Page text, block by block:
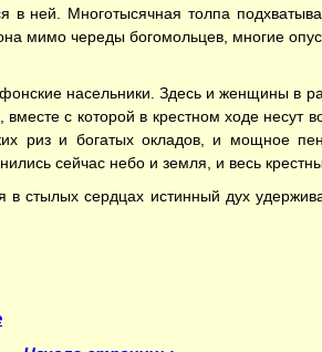
ней. Многотысячная толпа
мимо череды богомольцев, многие
насельники. Здесь и женщины в
с которой в крестном ходе несут
риз и богатых окладов, и мощное
сейчас небо и земля, и весь
в стылых сердцах истинный дух